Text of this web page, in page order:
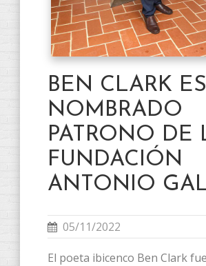
BEN CLARK ES
NOMBRADO
PATRONO DE
FUNDACIÓN
ANTONIO
05/11/2022
El poeta ibicenco Ben Clark